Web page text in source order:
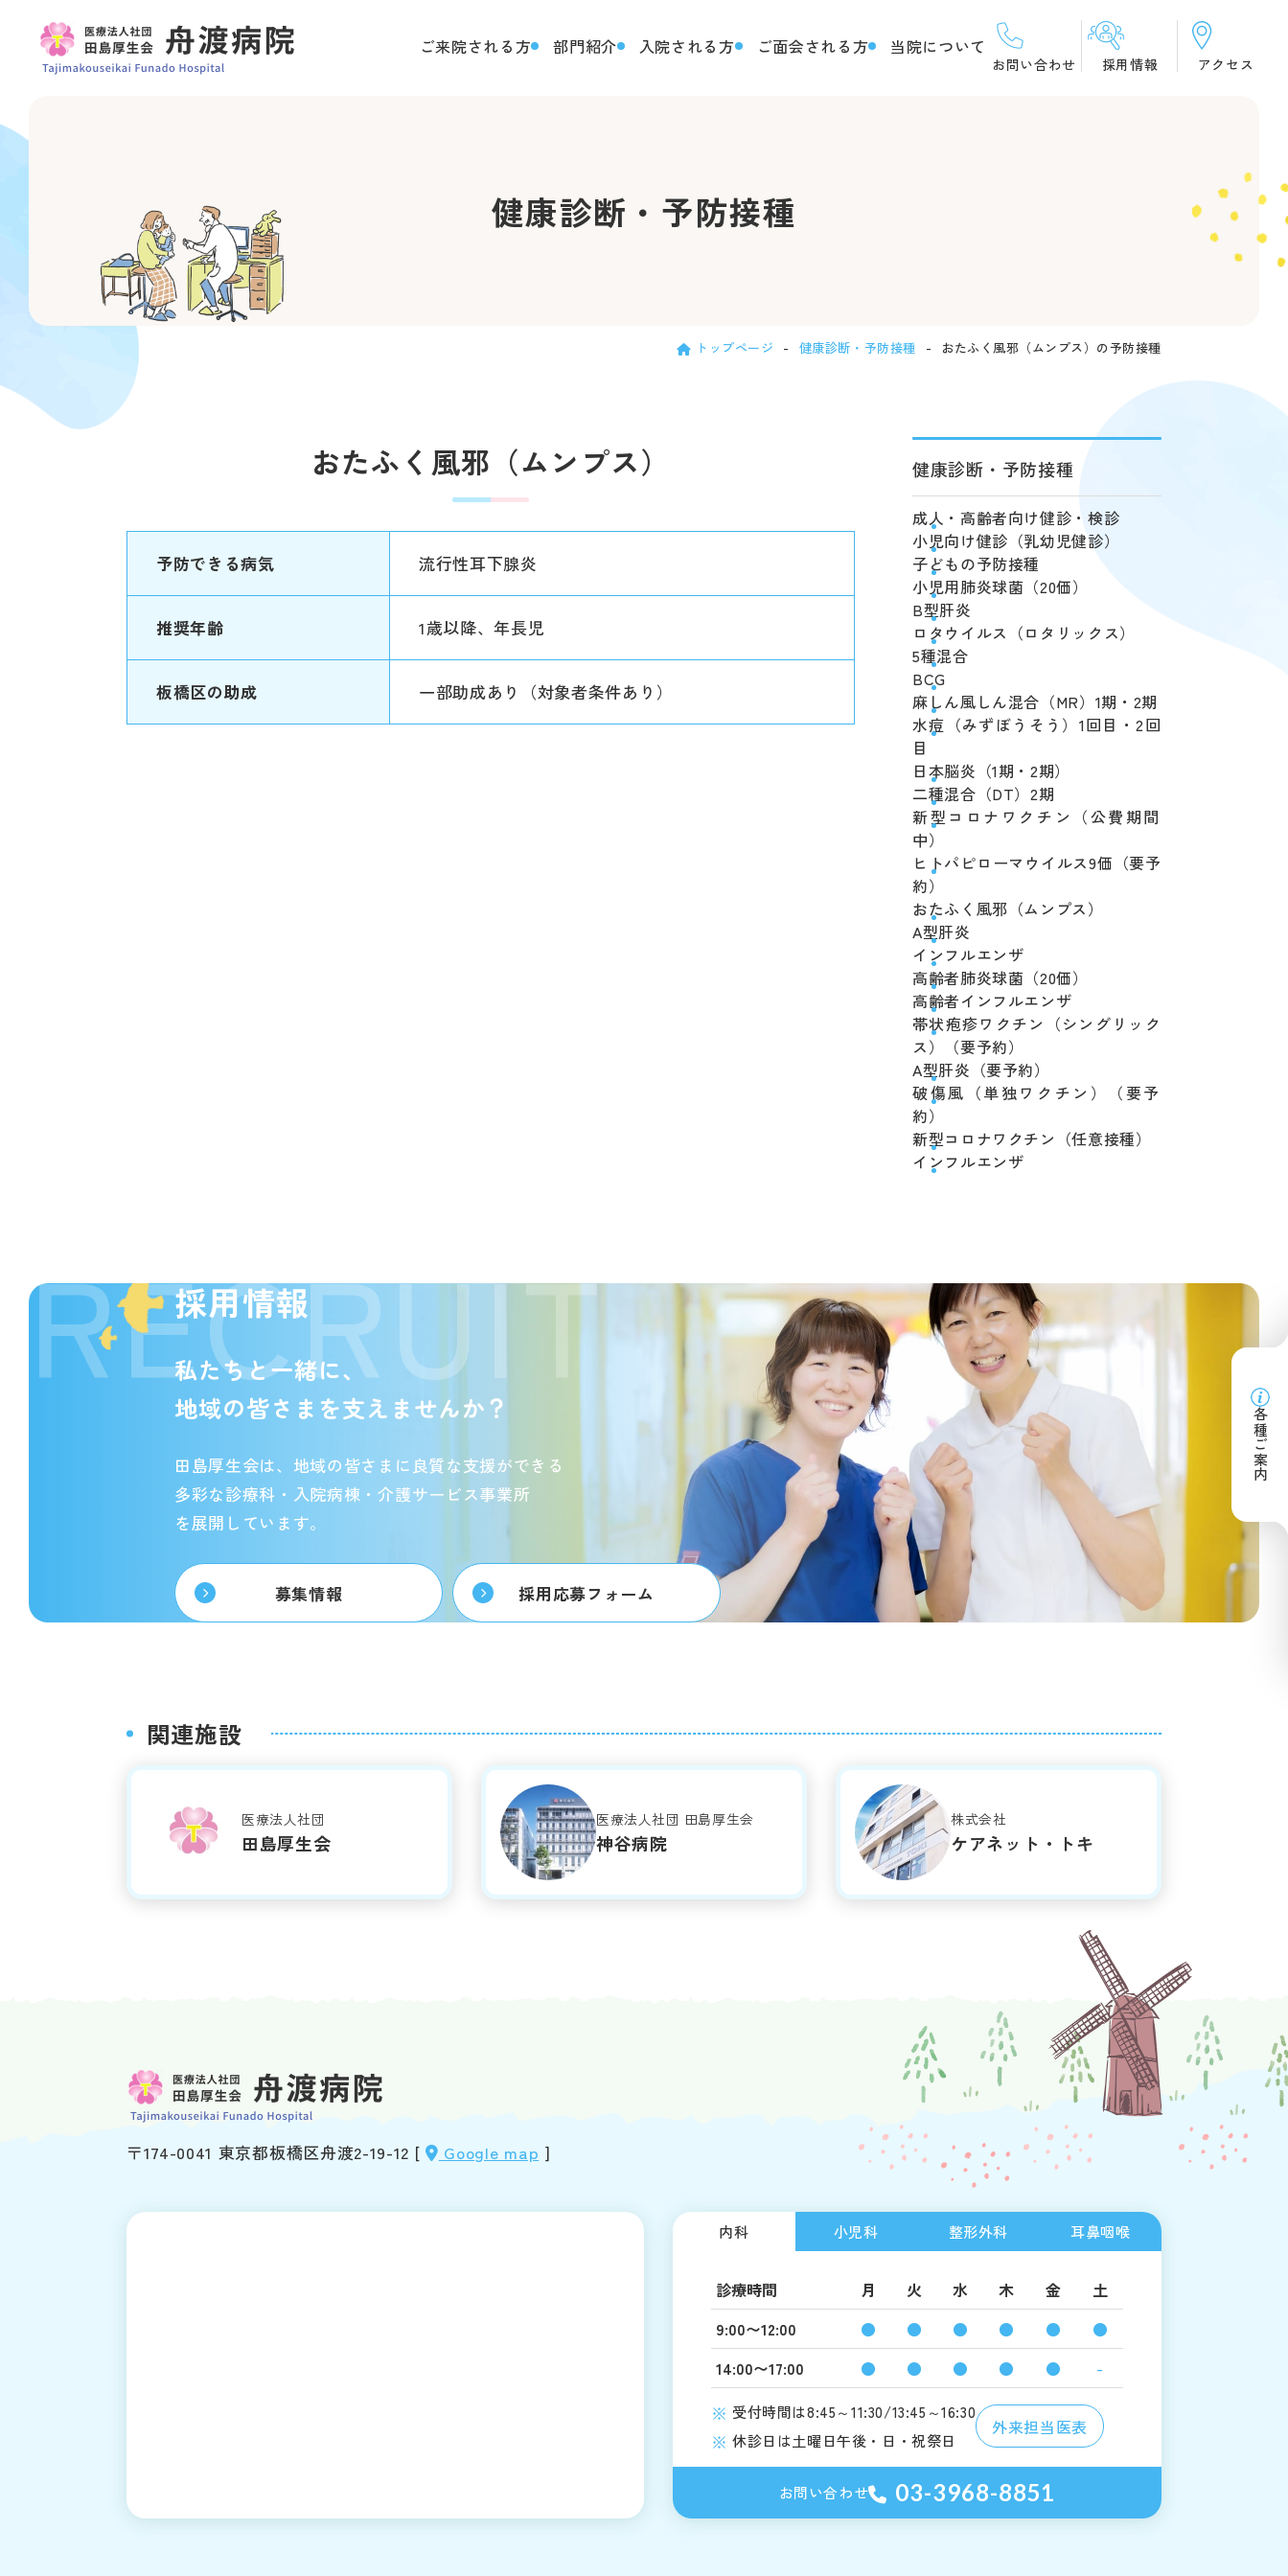
ご来院される方 部門紹介 入院される方 ご面会される方 当院について
お問い合わせ 採用情報 アクセス
各種ご案内
健康診断・予防接種
トップページ 健康診断・予防接種 おたふく風邪（ムンプス）の予防接種
おたふく風邪（ムンプス）
予防できる病気 流行性耳下腺炎
推奨年齢 1歳以降、年長児
板橋区の助成 一部助成あり（対象者条件あり）
健康診断・予防接種
成人・高齢者向け健診・検診
小児向け健診（乳幼児健診）
子どもの予防接種
小児用肺炎球菌（20価）
B型肝炎
ロタウイルス（ロタリックス）
5種混合
BCG
麻しん風しん混合（MR）1期・2期
水痘（みずぼうそう）1回目・2回
目
日本脳炎（1期・2期）
二種混合（DT）2期
新型コロナワクチン（公費期間
中）
ヒトパピローマウイルス9価（要予
約）
おたふく風邪（ムンプス）
A型肝炎
インフルエンザ
高齢者肺炎球菌（20価）
高齢者インフルエンザ
帯状疱疹ワクチン（シングリック
ス）（要予約）
A型肝炎（要予約）
破傷風（単独ワクチン）（要予
約）
新型コロナワクチン（任意接種）
インフルエンザ
RECRUIT
採用情報
私たちと一緒に、
地域の皆さまを支えませんか？
田島厚生会は、地域の皆さまに良質な支援ができる
多彩な診療科・入院病棟・介護サービス事業所
を展開しています。
募集情報 採用応募フォーム
関連施設
医療法人社団
田島厚生会
医療法人社団 田島厚生会
神谷病院
株式会社
ケアネット・トキ
〒174-0041 東京都板橋区舟渡2-19-12 [ Google map ]
内科 小児科 整形外科 耳鼻咽喉
診療時間 月 火 水 木 金
土
9:00〜12:00
● ● ● ● ●
●
14:00〜17:00
● ● ● ● ● -
受付時間は8:45～11:30/13:45～16:30
休診日は土曜日午後・日・祝祭日
外来担当医表
お問い合わせ 03-3968-8851